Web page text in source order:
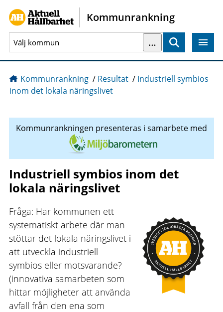
Gå direkt till sidans innehåll
Kommunrankning
…
Kommunrankning / Resultat / Industriell symbios
inom det lokala näringslivet
Kommunrankningen presenteras i samarbete med
Industriell symbios inom det
lokala näringslivet
Fråga: Har kommunen ett
systematiskt arbete där man
stöttar det lokala näringslivet i
att utveckla industriell
symbios eller motsvarande?
(innovativa samarbeten som
hittar möjligheter att använda
avfall från den ena som